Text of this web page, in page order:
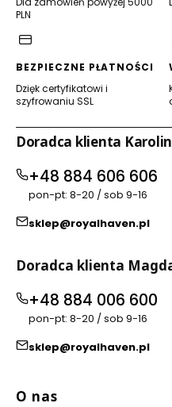
PLN
BEZPIECZNE PŁATNOŚCI
Dzięk certyfikatowi i
szyfrowaniu SSL
Doradca klienta
+48 884 606 606
pon-pt: 8-20 / sob 9-16
sklep@royalhaven.pl
Doradca klienta
+48 884 006 600
pon-pt: 8-20 / sob 9-16
sklep@royalhaven.pl
Linki w stopce
O nas